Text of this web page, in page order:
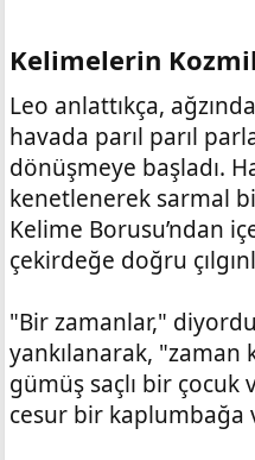
Kelimelerin
Leo anlattıkça,
havada parıl parıl
dönüşmeye başladı.
kenetlenerek sarmal
Kelime Borusu’ndan
çekirdeğe doğru
"Bir zamanlar,"
yankılanarak, "zaman
gümüş saçlı bir çocuk
cesur bir kaplumbağa